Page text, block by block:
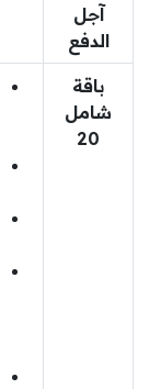
آجل
الدفع
باقة
شامل
20